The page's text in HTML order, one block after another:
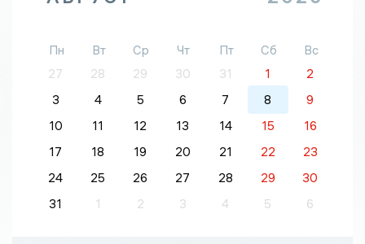
Пн Вт Ср Чт Пт Сб
Вс
27
28 29 30 31 1
2
3
4 5 6 7 8
9
10
11 12 13 14 15
16
17
18 19 20 21 22
23
24
25 26 27 28 29
30
31
1 2 3 4 5 6